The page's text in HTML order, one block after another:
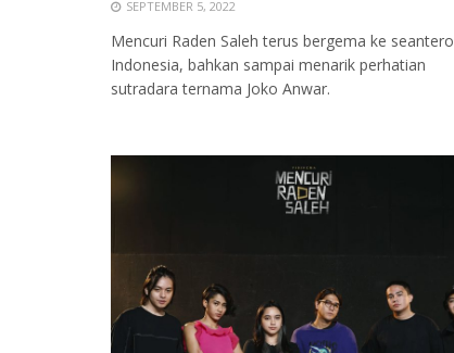
SEPTEMBER 5, 2022
Mencuri Raden Saleh terus bergema ke seantero
Indonesia, bahkan sampai menarik perhatian
sutradara ternama Joko Anwar.